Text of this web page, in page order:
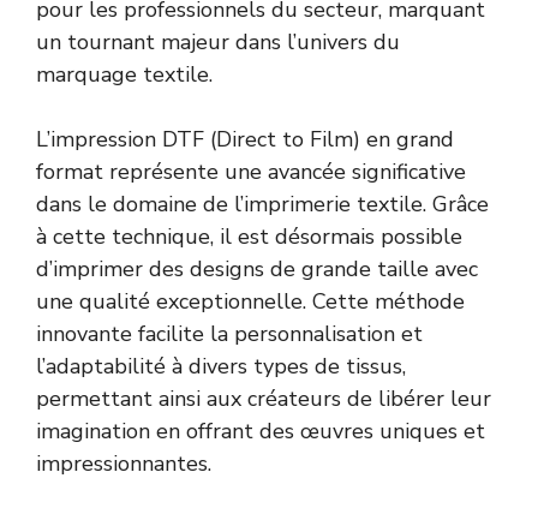
pour les professionnels du secteur, marquant
un tournant majeur dans l’univers du
marquage textile.
L’impression DTF (Direct to Film) en grand
format représente une avancée significative
dans le domaine de l’imprimerie textile. Grâce
à cette technique, il est désormais possible
d’imprimer des designs de grande taille avec
une qualité exceptionnelle. Cette méthode
innovante facilite la personnalisation et
l’adaptabilité à divers types de tissus,
permettant ainsi aux créateurs de libérer leur
imagination en offrant des œuvres uniques et
impressionnantes.